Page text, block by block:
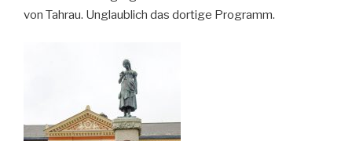
von Tahrau. Unglaublich das dortige Programm.